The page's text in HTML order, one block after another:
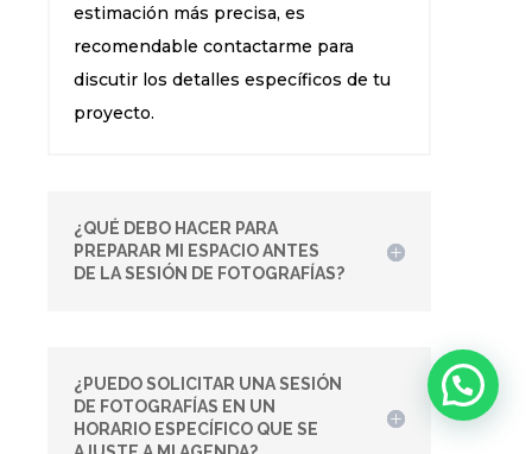
estimación más precisa, es
recomendable contactarme para
discutir los detalles específicos de tu
proyecto.
¿QUÉ DEBO HACER PARA
PREPARAR MI ESPACIO ANTES
DE LA SESIÓN DE FOTOGRAFÍAS?
¿PUEDO SOLICITAR UNA SESIÓN
DE FOTOGRAFÍAS EN UN
HORARIO ESPECÍFICO QUE SE